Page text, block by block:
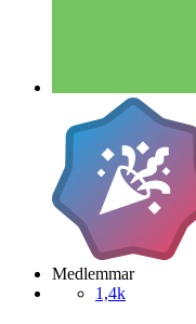
Medlemmar
1,4k